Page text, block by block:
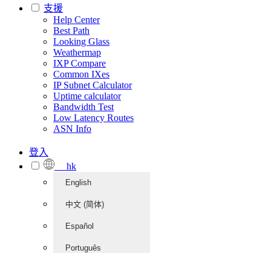
支援
Help Center
Best Path
Looking Glass
Weathermap
IXP Compare
Common IXes
IP Subnet Calculator
Uptime calculator
Bandwidth Test
Low Latency Routes
ASN Info
登入
hk
English
中文 (简体)
Español
Português